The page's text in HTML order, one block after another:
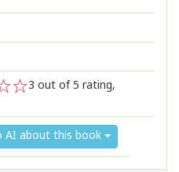
3 out of 5 rating,
AI about this book